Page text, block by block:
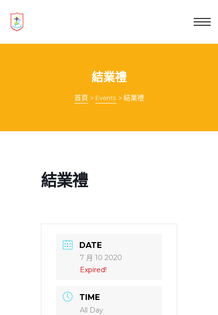
結業禮
首頁 > Events > 結業禮
結業禮
DATE
7 月 10 2020
Expired!
TIME
All Day
教育